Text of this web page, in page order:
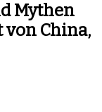
Mythen
von China,